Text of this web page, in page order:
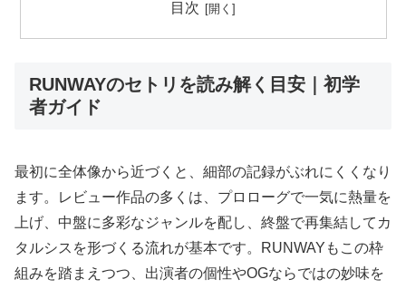
目次
RUNWAYのセトリを読み解く目安｜初学
者ガイド
最初に全体像から近づくと、細部の記録がぶれにくくなり
ます。レビュー作品の多くは、プロローグで一気に熱量を
上げ、中盤に多彩なジャンルを配し、終盤で再集結してカ
タルシスを形づくる流れが基本です。RUNWAYもこの枠
組みを踏まえつつ、出演者の個性やOGならではの妙味を